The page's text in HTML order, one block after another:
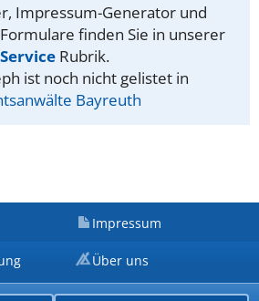
Impressum-Generator und
finden Sie in unserer
Service Rubrik.
ist noch nicht gelistet in
Bayreuth
Impressum
Über uns